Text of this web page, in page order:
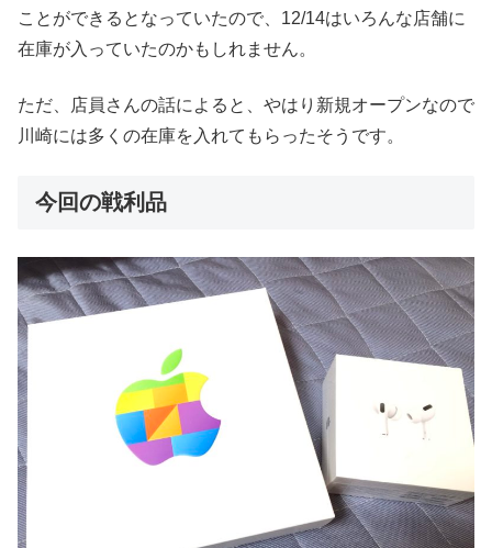
ことができるとなっていたので、12/14はいろんな店舗に
在庫が入っていたのかもしれません。
ただ、店員さんの話によると、やはり新規オープンなので
川崎には多くの在庫を入れてもらったそうです。
今回の戦利品